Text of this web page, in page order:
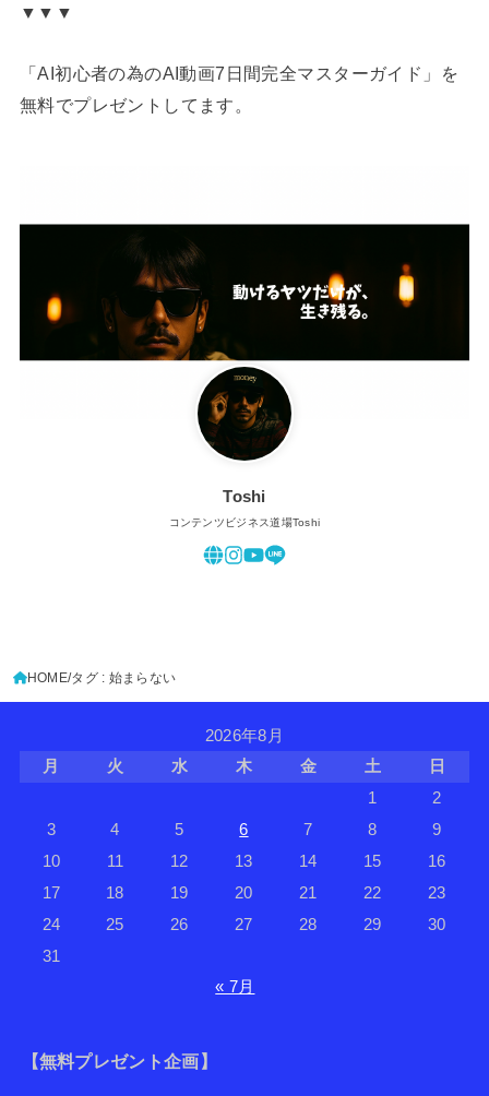
▼▼▼
「AI初心者の為のAI動画7日間完全マスターガイド」を
無料でプレゼントしてます。
Toshi
コンテンツビジネス道場Toshi
HOME タグ : 始まらない
2026年8月
月
火 水 木 金 土
日
1
2
3
4 5 6 7 8
9
10
11 12 13 14 15
16
17
18 19 20 21 22
23
24
25 26 27 28 29
30
31
« 7月
【無料プレゼント企画】